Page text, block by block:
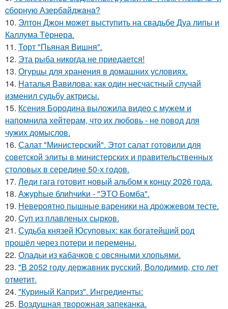
cбоpную Азеpбaйджaнa?
10. Элтон Джон может выступить на свадьбе Дуа липы и
Каллума Тёрнера.
11. Торт "Пьяная Вишня".
12. Эта рыба никогда не приедается!
13. Огурцы для хранения в домашних условиях.
14. Наталья Вавилова: как один несчастный случай
изменил судьбу актрисы.
15. Ксения Бородина выложила видео с мужем и
напомнила хейтерам, что их любовь - не повод для
чужих домыслов.
16. Салат "Министерский". Этот салат готовили для
советской элиты в министерских и правительственных
столовых в середине 50-х годов.
17. Леди гага готовит новый альбом к концу 2026 года.
18. Ажурhые блиhчиkи - "ЭТO Бомба".
19. Невероятно пышные вареники на дрожжевом тесте.
20. Cуп из плавленыx сырков.
21. Судьба князей Юсуповых: как богатейший род
прошёл через потери и перемены.
22. Оладьи из кабачков с овсяными хлопьями.
23. "В 2052 году державник русский, Володимир, сто лет
отметит.
24. "Куриный Каприз". Ингредиенты:
25. Воздушная творожная запеканка.